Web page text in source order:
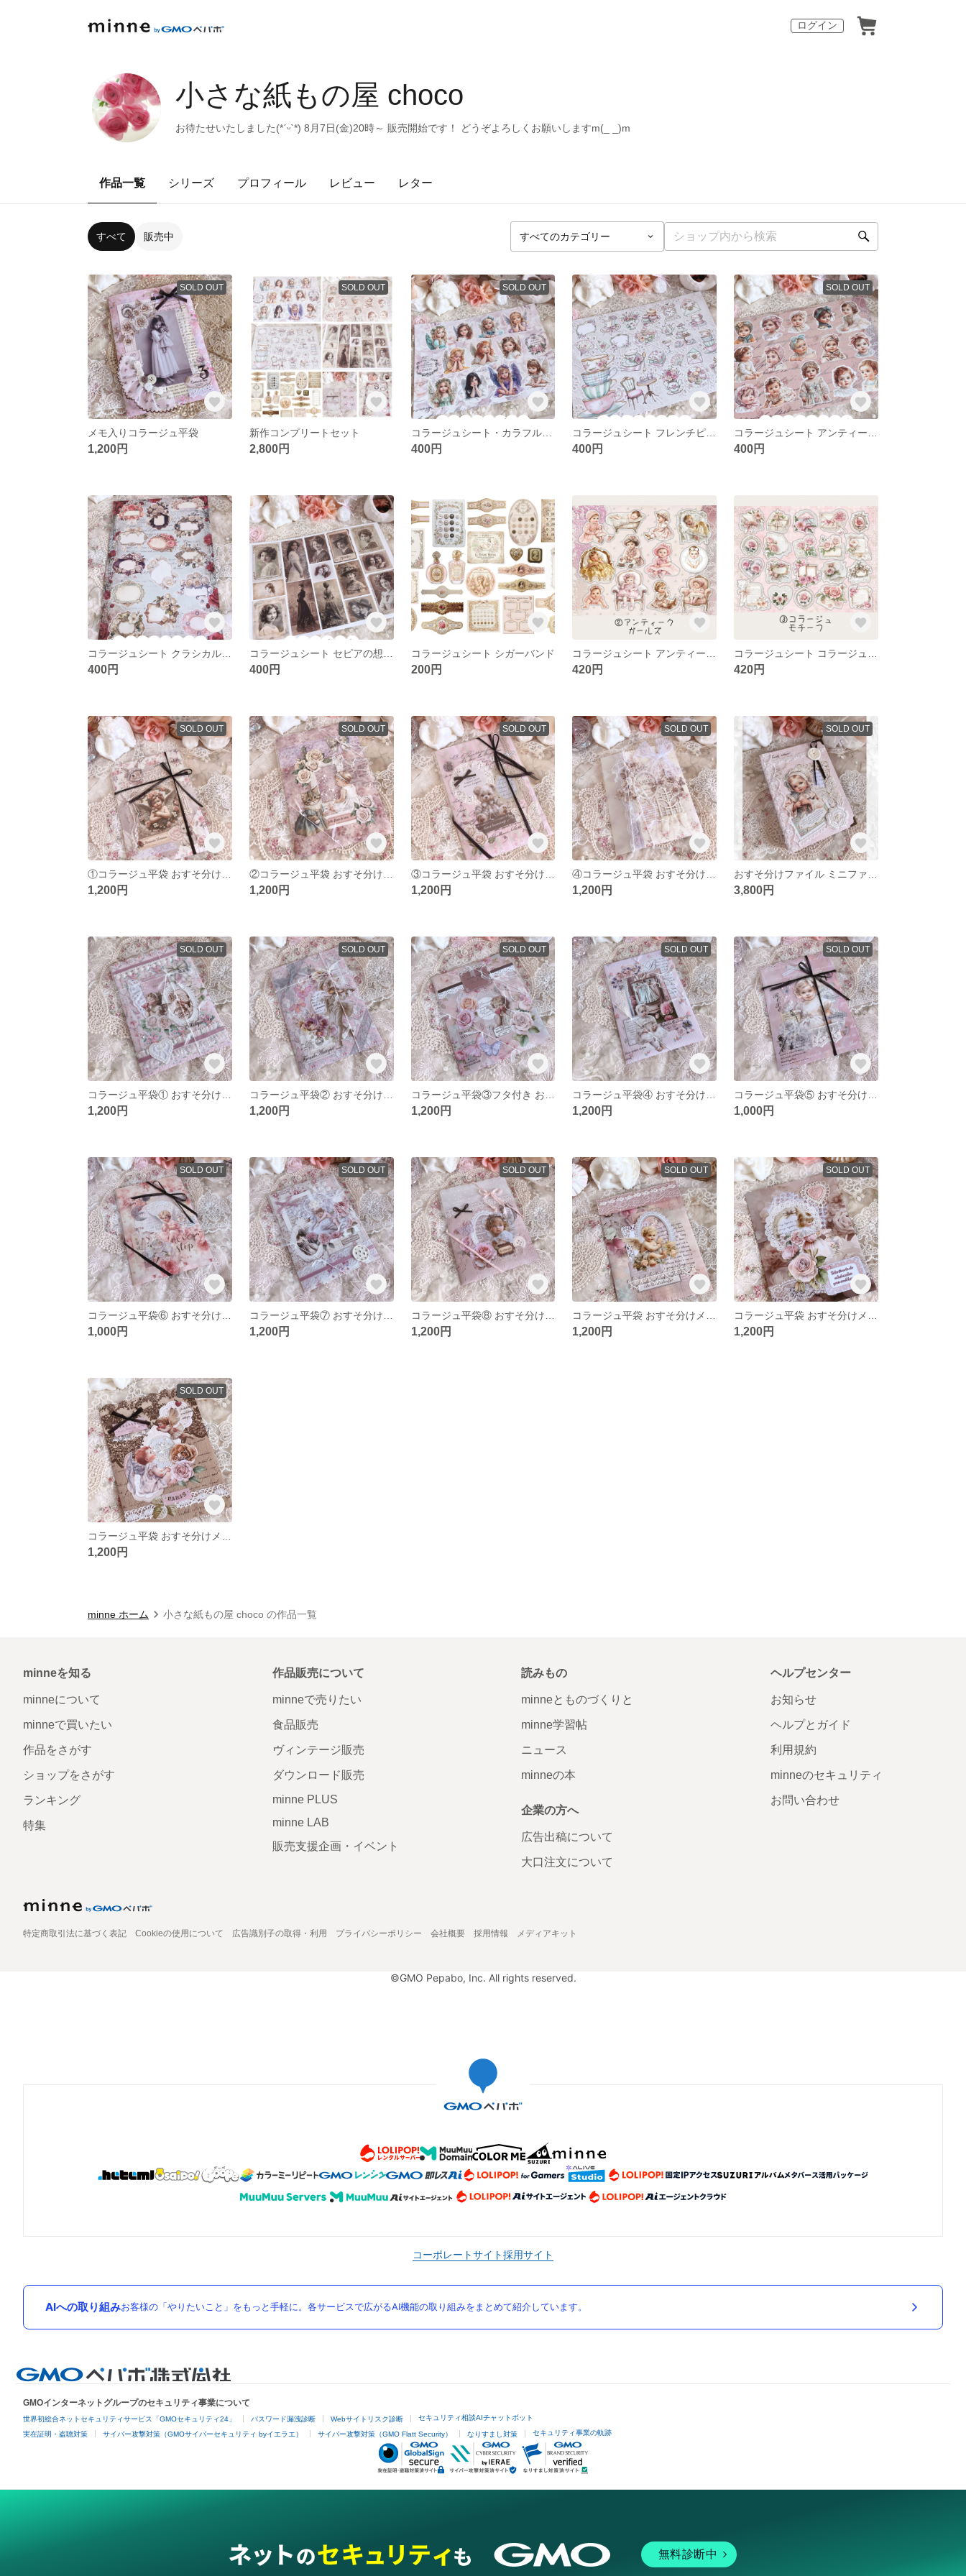
ログイン
小さな紙もの屋 choco
お待たせいたしました(*ˊᵕˋ*) 8月7日(金)20時～ 販売開始です！ どうぞよろしくお願いしますm(_ _)m
作品一覧 シリーズ プロフィール レビュー レター
すべて 販売中
SOLD OUT
メモ入りコラージュ平袋
1,200円
SOLD OUT
新作コンプリートセット
2,800円
SOLD OUT
コラージュシート・カラフルエンジェル
400円 400円
SOLD OUT
400円
400円 400円
コラージュシート シガーバンド
200円 420円 420円
SOLD OUT
1,200円
SOLD OUT
1,200円
SOLD OUT
1,200円
SOLD OUT
1,200円
SOLD OUT
3,800円
SOLD OUT
1,200円
SOLD OUT
1,200円
SOLD OUT
1,200円
SOLD OUT
1,200円
SOLD OUT
1,000円
SOLD OUT
1,000円
SOLD OUT
1,200円
SOLD OUT
1,200円
SOLD OUT
1,200円
SOLD OUT
1,200円
SOLD OUT
1,200円
minne ホーム 小さな紙もの屋 choco の作品一覧
minneを知る
minneについて
minneで買いたい
作品をさがす
ショップをさがす
ランキング
特集
作品販売について
minneで売りたい
食品販売
ヴィンテージ販売
ダウンロード販売
minne PLUS
minne LAB
販売支援企画・イベント
読みもの
minneとものづくりと
minne学習帖
ニュース
minneの本
企業の方へ
広告出稿について
大口注文について
ヘルプセンター
お知らせ
ヘルプとガイド
利用規約
minneのセキュリティ
お問い合わせ
特定商取引法に基づく表記 Cookieの使用について 広告識別子の取得・利用 プライバシーポリシー 会社概要 採用情報 メディアキット
©GMO Pepabo, Inc. All rights reserved.
コーポレートサイト採用サイト
AIへの取り組みお客様の「やりたいこと」をもっと手軽に。各サービスで広がるAI機能の取り組みをまとめて紹介しています。
GMOインターネットグループのセキュリティ事業について
世界初総合ネットセキュリティサービス「GMOセキュリティ24」 パスワード漏洩診断 Webサイトリスク診断 セキュリティ相談AIチャットボット
実在証明・盗聴対策 サイバー攻撃対策（GMOサイバーセキュリティ byイエラエ） サイバー攻撃対策（GMO Flatt Security） なりすまし対策 セキュリティ事業の軌跡
無料診断中